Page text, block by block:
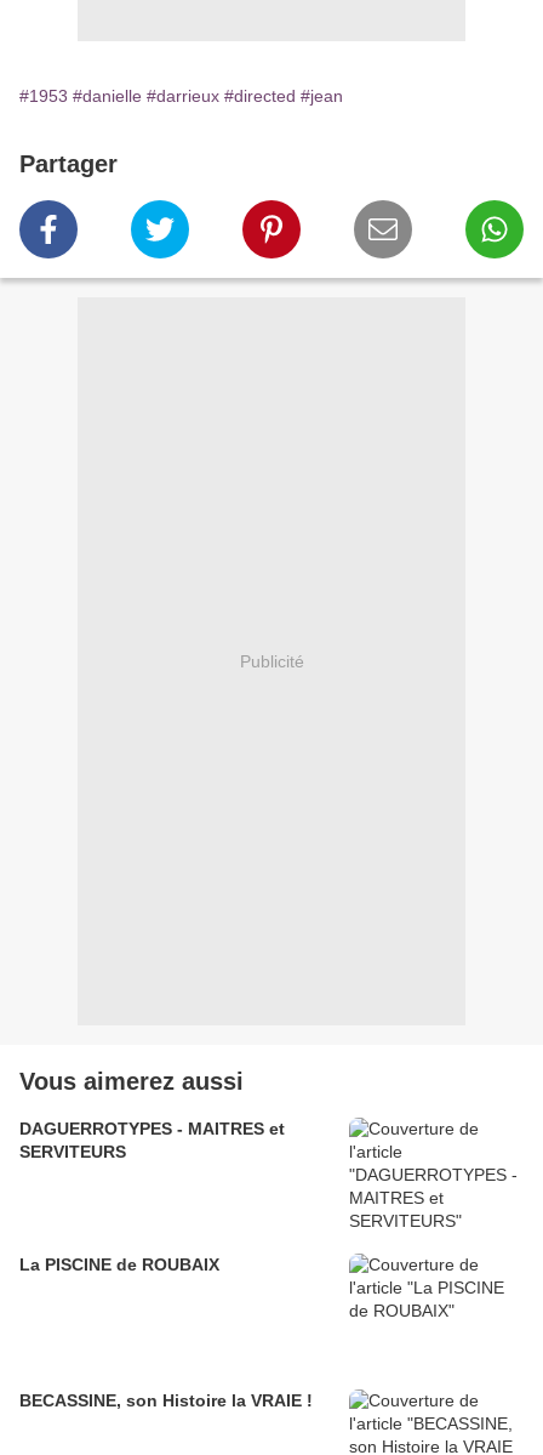
#1953 #danielle #darrieux #directed #jean
Partager
Publicité
Vous aimerez aussi
DAGUERROTYPES - MAITRES et
SERVITEURS
La PISCINE de ROUBAIX
BECASSINE, son Histoire la VRAIE !